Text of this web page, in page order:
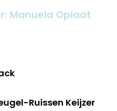
Manuela Oplaat
Ruissen Keijzer